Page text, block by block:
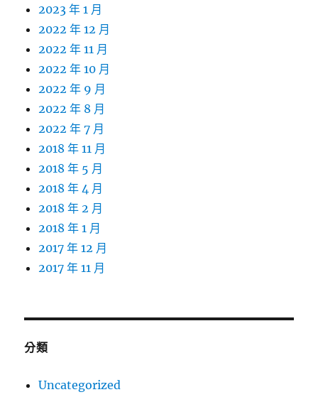
2023 年 1 月
2022 年 12 月
2022 年 11 月
2022 年 10 月
2022 年 9 月
2022 年 8 月
2022 年 7 月
2018 年 11 月
2018 年 5 月
2018 年 4 月
2018 年 2 月
2018 年 1 月
2017 年 12 月
2017 年 11 月
分類
Uncategorized